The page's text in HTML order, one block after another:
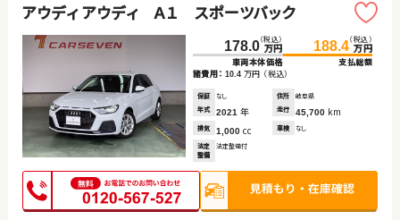
アウディ アウディ Ａ１ スポーツバック
178.0（税込）
万円
車両本体価格
188.4（税込）
万円
支払総額
諸費用： 10.4 万円 （税込）
保証 なし 住所
岐阜県
年式
2021 年 走行 45,700 km
排気 1,000 cc 車検 なし
法定
整備
法定整備付